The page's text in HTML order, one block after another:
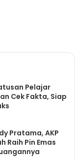
Pelajar
Cek Fakta, Siap
Pratama, AKP
Raih Pin Emas